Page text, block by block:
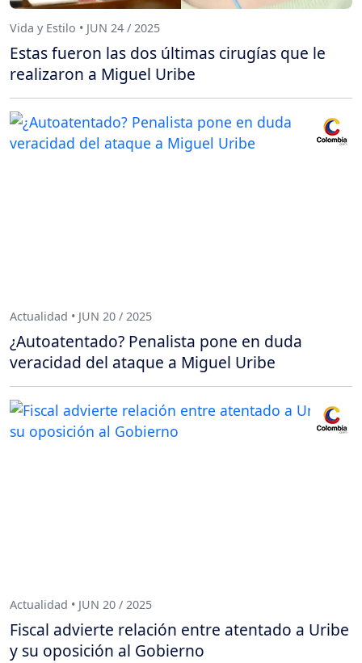
Vida y Estilo • JUN 24 / 2025
Estas fueron las dos últimas cirugías que le
realizaron a Miguel Uribe
Actualidad • JUN 20 / 2025
¿Autoatentado? Penalista pone en duda
veracidad del ataque a Miguel Uribe
Actualidad • JUN 20 / 2025
Fiscal advierte relación entre atentado a Uribe
y su oposición al Gobierno